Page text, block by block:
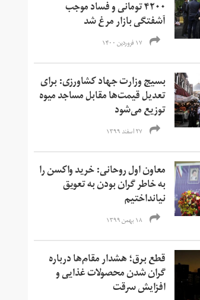
۴۲۰۰ تومانی و فساد موجب
آشفتگی بازار مرغ شد
۱۷ فروردین ۱۴۰۰
بسیج وزارت جهاد کشاورزی: برای
تعدیل قیمت‌ها مقابل مساجد میوه
توزیع می‌شود
۲۷ اسفند ۱۳۹۹
معاون اول روحانی: خرید واکسن را
به خاطر گران بودن به تعویق
نیانداختیم
۱۸ بهمن ۱۳۹۹
قطع برق؛ هشدار مقام‌ها درباره
گران شدن محصولات غذایی و
افزایش سرقت